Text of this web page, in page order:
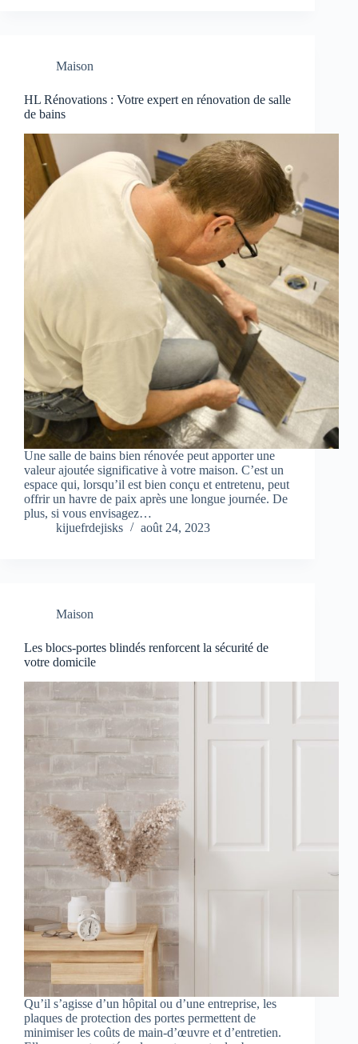
Maison
HL Rénovations : Votre expert en rénovation de salle
de bains
Une salle de bains bien rénovée peut apporter une
valeur ajoutée significative à votre maison. C’est un
espace qui, lorsqu’il est bien conçu et entretenu, peut
offrir un havre de paix après une longue journée. De
plus, si vous envisagez…
kijuefrdejisks
août 24, 2023
Maison
Les blocs-portes blindés renforcent la sécurité de
votre domicile
Qu’il s’agisse d’un hôpital ou d’une entreprise, les
plaques de protection des portes permettent de
minimiser les coûts de main-d’œuvre et d’entretien.